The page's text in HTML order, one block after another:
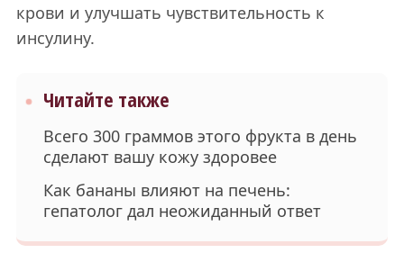
крови и улучшать чувствительность к
инсулину.
Читайте также
Всего 300 граммов этого фрукта в день
сделают вашу кожу здоровее
Как бананы влияют на печень:
гепатолог дал неожиданный ответ